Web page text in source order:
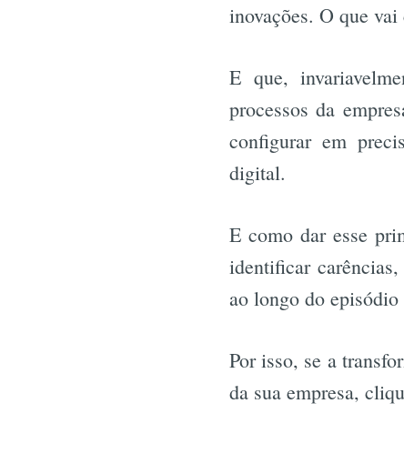
inovações. O que
E que,
processos da
configurar em
digital.
E como dar esse
identificar
ao longo do
Por isso, se a
da sua empresa,